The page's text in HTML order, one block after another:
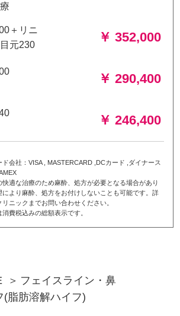
＋リニ
元230
￥ 352,000
￥ 290,400
￥ 246,400
ド会社：VISA , MASTERCARD ,DCカード ,ダイナース
快適な治療のため麻酔、処方が必要となる場合があり
により麻酔、処方をお付けしないことも可能です。詳
ニックまでお問い合わせください。
費税込みの総額表示です。
フェイスライン・鼻
(脂肪溶解ハイフ)